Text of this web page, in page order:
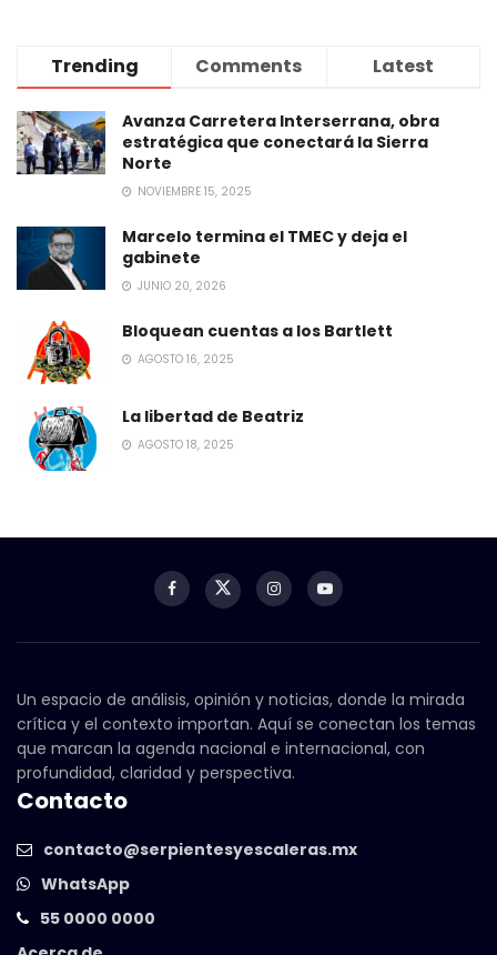
Trending Comments Latest
Avanza Carretera Interserrana, obra
estratégica que conectará la Sierra
Norte
NOVIEMBRE 15, 2025
Marcelo termina el TMEC y deja el
gabinete
JUNIO 20, 2026
Bloquean cuentas a los Bartlett
AGOSTO 16, 2025
La libertad de Beatriz
AGOSTO 18, 2025
Un espacio de análisis, opinión y noticias, donde la mirada
crítica y el contexto importan. Aquí se conectan los temas
que marcan la agenda nacional e internacional, con
profundidad, claridad y perspectiva.
Contacto
contacto@serpientesyescaleras.mx
WhatsApp
55 0000 0000